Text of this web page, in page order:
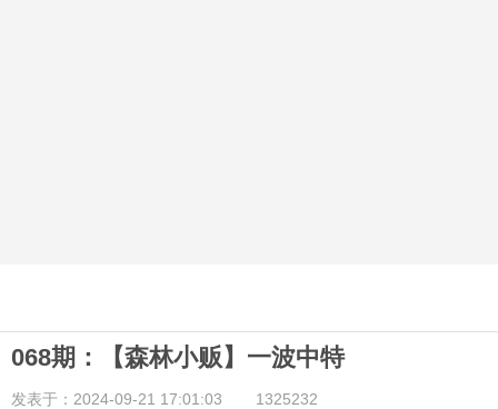
068期：【森林小贩】一波中特
发表于：2024-09-21 17:01:03 1325232